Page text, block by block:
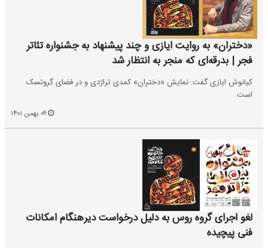
«دختران» به روایت ایازی و چند پیشنهاد به جشنواره تئاتر
فجر | بدرقه‌ای که منجر به انتظار شد
کیانوش ایازی گفت: نمایش «دختران» کمدی تراژدی و در فضای گروتسک
است.
لغو اجرای گروه روس به دلیل درخواست دیرهنگام امکانات
فنی پیچیده